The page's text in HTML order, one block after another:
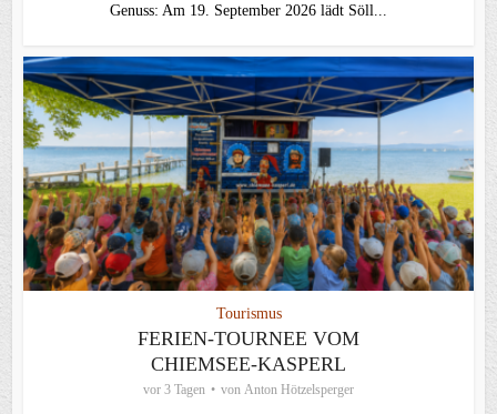
Genuss: Am 19. September 2026 lädt Söll...
Tourismus
FERIEN-TOURNEE VOM
CHIEMSEE-KASPERL
vor 3 Tagen von Anton Hötzelsperger